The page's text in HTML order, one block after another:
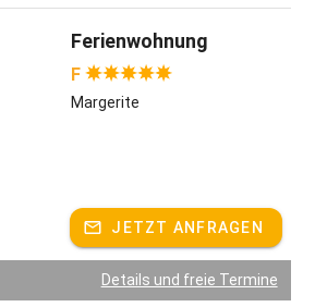
Ferienwohnung
F
Margerite
JETZT ANFRAGEN
Details und freie Termine